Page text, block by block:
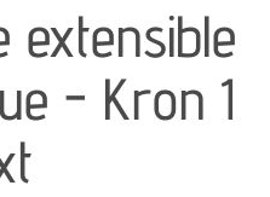
extensible
- Kron 1